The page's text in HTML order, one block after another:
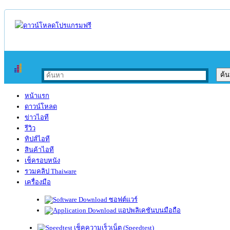
หน้าแรก
ดาวน์โหลด
ข่าวไอที
รีวิว
ทิปส์ไอที
สินค้าไอที
เช็ครอบหนัง
รวมคลิป Thaiware
เครื่องมือ
ซอฟต์แวร์
แอปพลิเคชันบนมือถือ
เช็คความเร็วเน็ต (Speedtest)